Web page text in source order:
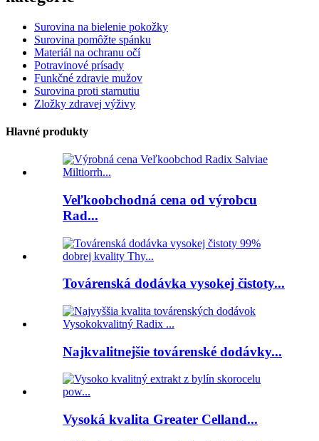
Surovina na bielenie pokožky
Surovina pomôžte spánku
Materiál na ochranu očí
Potravinové prísady
Funkčné zdravie mužov
Surovina proti starnutiu
Zložky zdravej výživy
Hlavné produkty
Veľkoobchodná cena od výrobcu
Rad...
Továrenská dodávka vysokej čistoty...
Najkvalitnejšie továrenské dodávky...
Vysoká kvalita Greater Celland...